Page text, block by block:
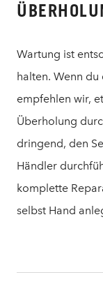
Wartung ist
halten. Wenn
empfehlen wir,
Überholung
dringend, den
Händler
komplette
selbst Hand